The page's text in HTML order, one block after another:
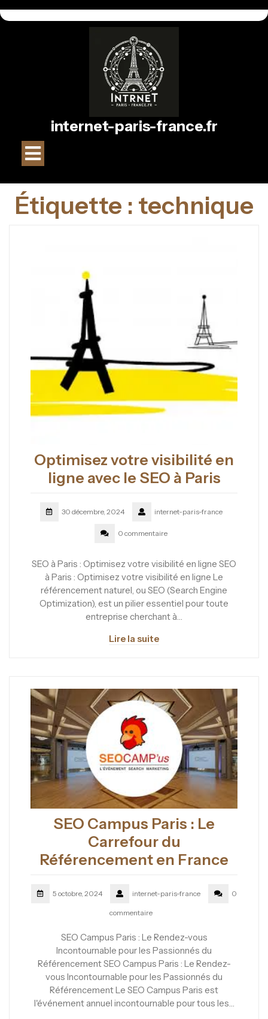
au
internet-paris-france.fr
Ouvrir
Étiquette : technique
Optimisez votre visibilité en
ligne avec le SEO à Paris
30 décembre, 2024 internet-paris-france
0 commentaire
SEO à Paris : Optimisez votre visibilité en ligne SEO
à Paris : Optimisez votre visibilité en ligne Le
référencement naturel, ou SEO (Search Engine
Optimization), est un pilier essentiel pour toute
entreprise cherchant à…
Lire la suite
SEO Campus Paris : Le
Carrefour du
Référencement en France
5 octobre, 2024 internet-paris-france 0
commentaire
SEO Campus Paris : Le Rendez-vous
Incontournable pour les Passionnés du
Référencement SEO Campus Paris : Le Rendez-
vous Incontournable pour les Passionnés du
Référencement Le SEO Campus Paris est
l'événement annuel incontournable pour tous les…